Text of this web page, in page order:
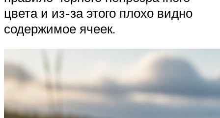
цвета и из-за этого плохо видно
содержимое ячеек.